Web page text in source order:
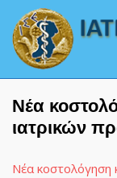
content
Νέα
ιατρικών
Νέα κοστολόγηση